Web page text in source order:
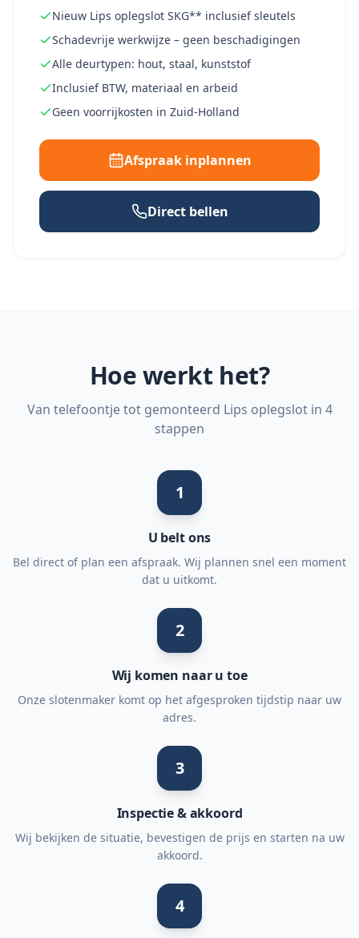
Nieuw Lips oplegslot SKG** inclusief sleutels
Schadevrije werkwijze – geen beschadigingen
Alle deurtypen: hout, staal, kunststof
Inclusief BTW, materiaal en arbeid
Geen voorrijkosten in Zuid-Holland
Afspraak inplannen
Direct bellen
Hoe werkt het?
Van telefoontje tot gemonteerd Lips oplegslot in 4
stappen
1
U belt ons
Bel direct of plan een afspraak. Wij plannen snel een moment
dat u uitkomt.
2
Wij komen naar u toe
Onze slotenmaker komt op het afgesproken tijdstip naar uw
adres.
3
Inspectie & akkoord
Wij bekijken de situatie, bevestigen de prijs en starten na uw
akkoord.
4